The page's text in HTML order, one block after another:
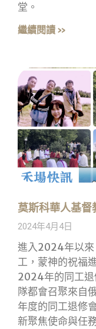
堂。
繼續閱讀 »
莫斯科華人基
2024年4月4日
進入2024年以來
工，蒙神的祝福
2024年的同工退
隊都會召聚來自
年度的同工退修
新聚焦使命與任